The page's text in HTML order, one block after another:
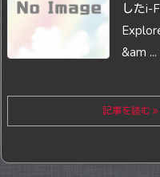
したi-
&am ...
記事を読む